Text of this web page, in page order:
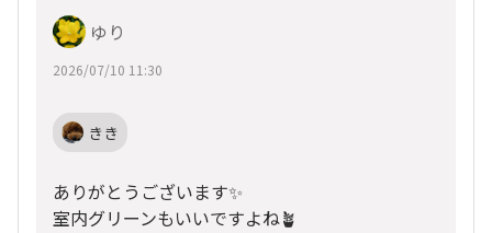
ゆり
2026/07/10 11:30
きき
ありがとうございます✨
室内グリーンもいいですよね🪴